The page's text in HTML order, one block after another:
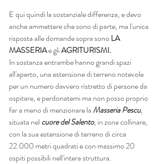
E qui quindi la sostanziale differenza, e devo
anche ammettere che sono di parte, ma l'unica
risposta alle domande sopra sono LA
MASSERIA e gli AGRITURISMI.
In sostanza entrambe hanno grandi spazi
all'aperto, una estensione di terreno notevole
per un numero davvero ristretto di persone da
ospitare, e perdonatemi ma non posso proprio
far a meno di menzionare la Masseria Pescu,
situata nel cuore del Salento, in zona collinare,
con la sua estensione di terreno di circa
22.000 metri quadrati e con massimo 20
ospiti possibili nell'intera struttura.